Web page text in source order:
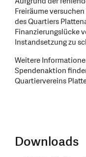
Freiräume
des Quartiers
Finanzierungslücke
Instandsetzung zu
Weitere
Spendenaktion
Quartiervereins
Downloads